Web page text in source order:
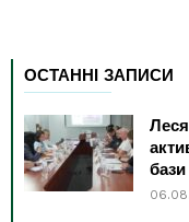
ОСТАННІ ЗАПИСИ